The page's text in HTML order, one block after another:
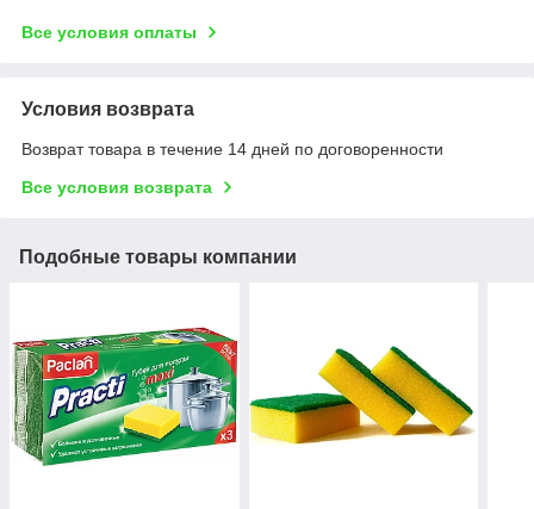
Все условия оплаты
Условия возврата
Возврат товара в течение 14 дней по договоренности
Все условия возврата
Подобные товары компании